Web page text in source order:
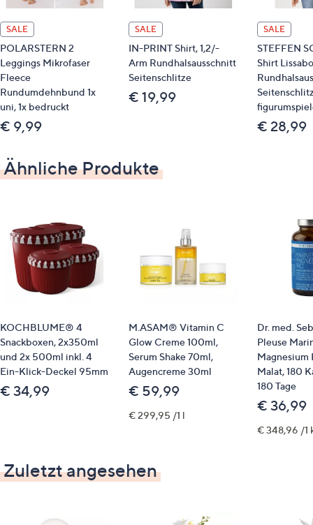
& winterlich) und Metallkranz mit 4 LED-
Kerzenhaltern
LED-Kerzen nicht im Lieferumgfang enthalten
Maße
Durchmesser: ca. 46 cm
Material
Pflege
trocken abstauben
SALE
POLARSTERN 2
Leggings Mikrofaser
Fleece
Rundumdehnbund 1x
uni, 1x bedruckt
€ 9,99
SALE
IN-PRINT Shirt, 1,2/-
Arm Rundhalsausschnitt
Seitenschlitze
€ 19,99
SALE
STEFFEN
Shirt
€ 28,99
Ähnliche Produkte
KOCHBLUME® 4
Snackboxen, 2x350ml
und 2x 500ml inkl. 4
Ein-Klick-Deckel 95mm
€ 34,99
M.ASAM® Vitamin C
Glow Creme 100ml,
Serum Shake 70ml,
Augencreme 30ml
€ 59,99
€ 299,95 /1 l
Dr. med.
Pleuse
Magnesium
Malat, 180
180 Tage
€ 36,99
€ 348,96 /1
Zuletzt angesehen